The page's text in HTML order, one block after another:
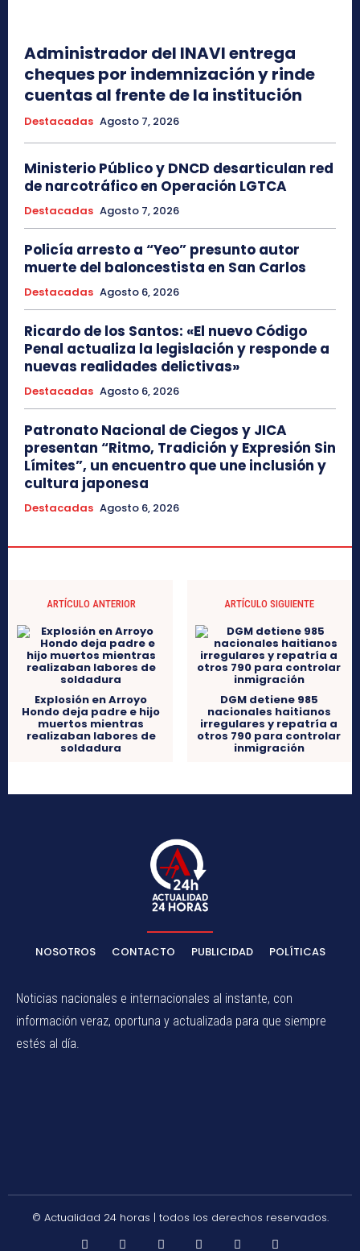
Administrador del INAVI entrega
cheques por indemnización y rinde
cuentas al frente de la institución
Destacadas Agosto 7, 2026
Ministerio Público y DNCD desarticulan red
de narcotráfico en Operación LGTCA
Destacadas Agosto 7, 2026
Policía arresto a “Yeo” presunto autor
muerte del baloncestista en San Carlos
Destacadas Agosto 6, 2026
Ricardo de los Santos: «El nuevo Código
Penal actualiza la legislación y responde a
nuevas realidades delictivas»
Destacadas Agosto 6, 2026
Patronato Nacional de Ciegos y JICA
presentan “Ritmo, Tradición y Expresión Sin
Límites”, un encuentro que une inclusión y
cultura japonesa
Destacadas Agosto 6, 2026
ARTÍCULO ANTERIOR
Explosión en Arroyo
Hondo deja padre e hijo
muertos mientras
realizaban labores de
soldadura
ARTÍCULO SIGUIENTE
DGM detiene 985
nacionales haitianos
irregulares y repatría a
otros 790 para controlar
inmigración
NOSOTROS CONTACTO PUBLICIDAD POLÍTICAS
Noticias nacionales e internacionales al instante, con
información veraz, oportuna y actualizada para que siempre
estés al día.
© Actualidad 24 horas | todos los derechos reservados.